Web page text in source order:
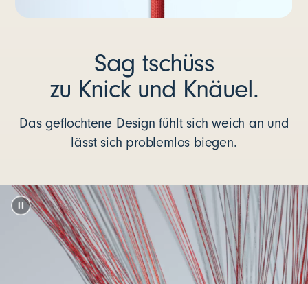
Sag tschüss
zu Knick und Knäuel.
Das geflochtene Design fühlt sich weich an und
lässt sich problemlos biegen.